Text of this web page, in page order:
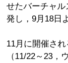
せたバーチャ
発し，9月18日
11月に開催さ
（11/22～23，